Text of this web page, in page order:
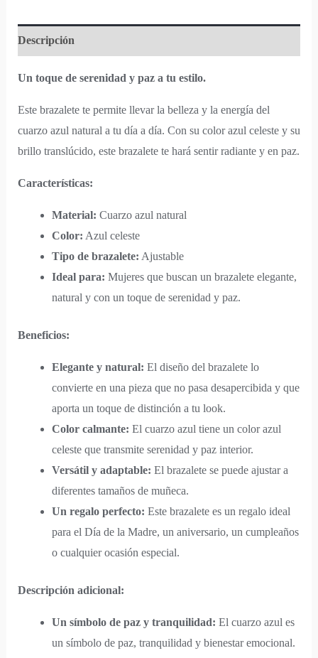
Descripción
Un toque de serenidad y paz a tu estilo.
Este brazalete te permite llevar la belleza y la energía del
cuarzo azul natural a tu día a día. Con su color azul celeste y su
brillo translúcido, este brazalete te hará sentir radiante y en paz.
Características:
Material: Cuarzo azul natural
Color: Azul celeste
Tipo de brazalete: Ajustable
Ideal para: Mujeres que buscan un brazalete elegante,
natural y con un toque de serenidad y paz.
Beneficios:
Elegante y natural: El diseño del brazalete lo
convierte en una pieza que no pasa desapercibida y que
aporta un toque de distinción a tu look.
Color calmante: El cuarzo azul tiene un color azul
celeste que transmite serenidad y paz interior.
Versátil y adaptable: El brazalete se puede ajustar a
diferentes tamaños de muñeca.
Un regalo perfecto: Este brazalete es un regalo ideal
para el Día de la Madre, un aniversario, un cumpleaños
o cualquier ocasión especial.
Descripción adicional:
Un símbolo de paz y tranquilidad: El cuarzo azul es
un símbolo de paz, tranquilidad y bienestar emocional.